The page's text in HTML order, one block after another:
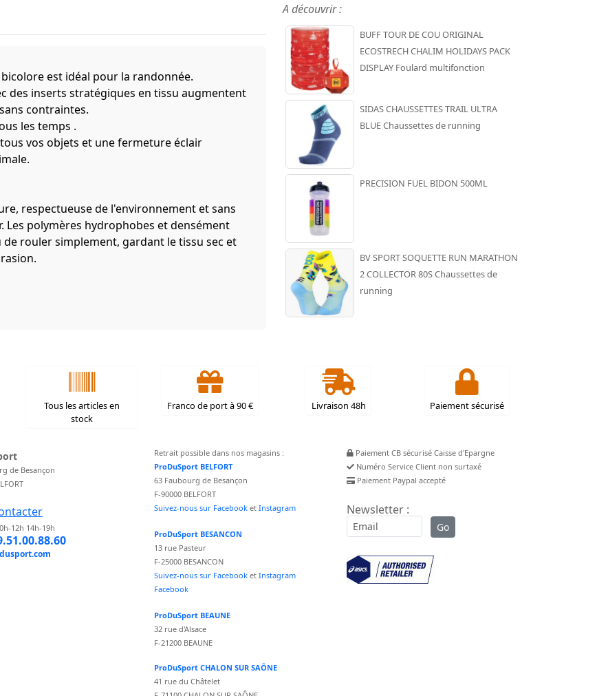
est idéal pour la randonnée.
des inserts stratégiques en tissu augmentent
contraintes.
les temps .
vos objets et une fermeture éclair
respectueuse de l'environnement et sans
Les polymères hydrophobes et densément
rouler simplement, gardant le tissu sec et
A découvrir :
BUFF TOUR DE COU ORIGINAL
ECOSTRECH CHALIM HOLIDAYS PACK
DISPLAY Foulard multifonction
SIDAS CHAUSSETTES TRAIL ULTRA
BLUE Chaussettes de running
PRECISION FUEL BIDON 500ML
BV SPORT SOQUETTE RUN MARATHON
2 COLLECTOR 80S Chaussettes de
running
Tous les articles en
stock
Franco de port à 90 € Livraison 48h Paiement sécurisé
de Besançon
12h 14h-19h
Retrait possible dans nos magasins :
ProDuSport BELFORT
63 Faubourg de Besançon
F-90000 BELFORT
Suivez-nous sur Facebook et Instagram
ProDuSport BESANCON
13 rue Pasteur
F-25000 BESANCON
Suivez-nous sur Facebook et Instagram
Facebook
ProDuSport BEAUNE
32 rue d'Alsace
F-21200 BEAUNE
ProDuSport CHALON SUR SAÔNE
41 rue du Châtelet
Paiement CB sécurisé Caisse d'Epargne
Numéro Service Client non surtaxé
Paiement Paypal accepté
Newsletter :